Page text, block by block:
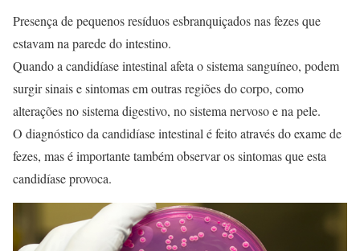
Presença de pequenos resíduos esbranquiçados nas fezes que
estavam na parede do intestino.
Quando a candidíase intestinal afeta o sistema sanguíneo, podem
surgir sinais e sintomas em outras regiões do corpo, como
alterações no sistema digestivo, no sistema nervoso e na pele.
O diagnóstico da candidíase intestinal é feito através do exame de
fezes, mas é importante também observar os sintomas que esta
candidíase provoca.